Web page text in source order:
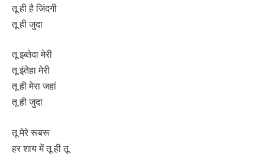
तू ही है जिंदगी
तू ही जुदा
तू इब्तेदा मेरी
तू इंतेहा मेरी
तू ही मेरा जहां
तू ही जुदा
तू मेरे रूबरू
हर शाय में तू ही तू